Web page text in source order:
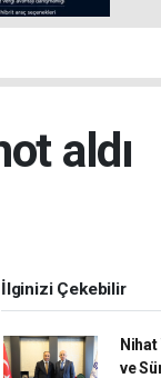
aldı
İlginizi Çekebilir
Nihat
ve